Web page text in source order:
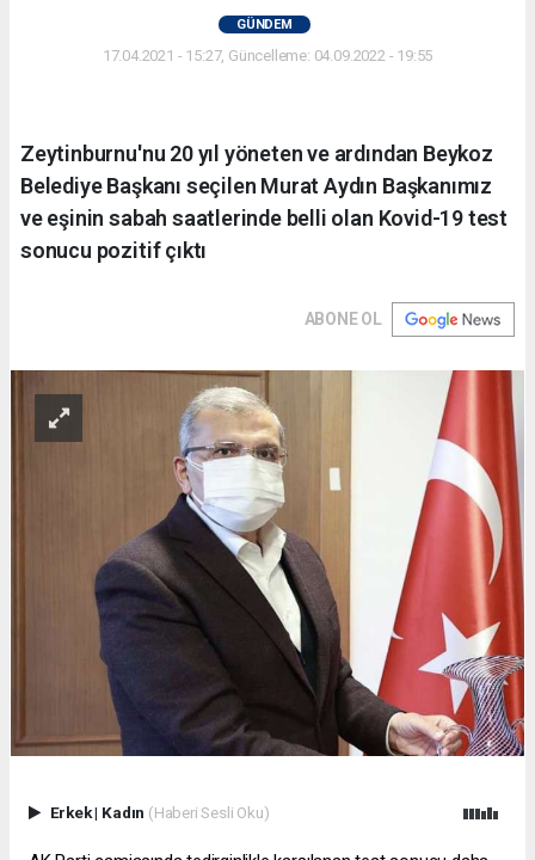
GÜNDEM
17.04.2021 - 15:27, Güncelleme: 04.09.2022 - 19:55
Zeytinburnu'nu 20 yıl yöneten ve ardından Beykoz
Belediye Başkanı seçilen Murat Aydın Başkanımız
ve eşinin sabah saatlerinde belli olan Kovid-19 test
sonucu pozitif çıktı
ABONE OL
Erkek| Kadın (Haberi Sesli Oku)